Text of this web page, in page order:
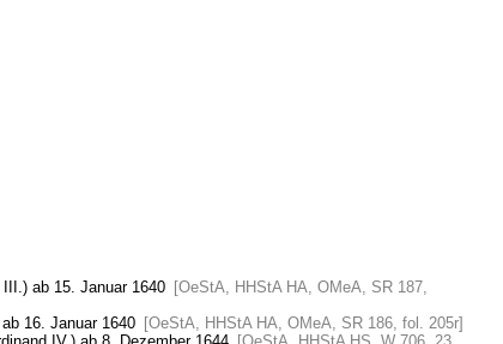
ab 15. Januar 1640 [OeStA, HHStA HA, OMeA, SR 187,
16. Januar 1640
[OeStA, HHStA HA, OMeA, SR 186, fol. 205r]